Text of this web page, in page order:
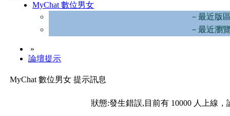
MyChat 數位男女
－最近版
－最近瀏
»
論壇提示
MyChat 數位男女 提示訊息
狀態:發生錯誤,目前有 10000 人上線